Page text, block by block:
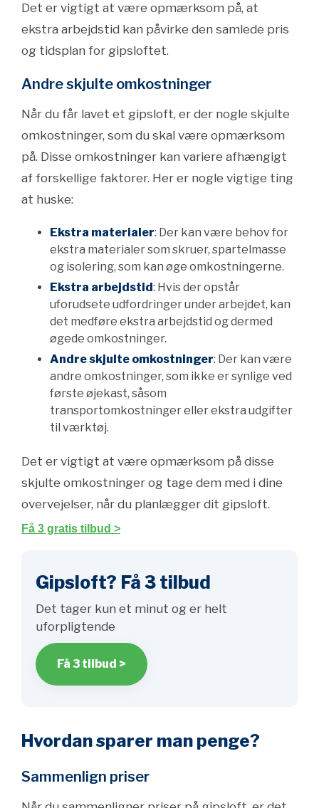
Det er vigtigt at være opmærksom på, at
ekstra arbejdstid kan påvirke den samlede pris
og tidsplan for gipsloftet.
Andre skjulte omkostninger
Når du får lavet et gipsloft, er der nogle skjulte
omkostninger, som du skal være opmærksom
på. Disse omkostninger kan variere afhængigt
af forskellige faktorer. Her er nogle vigtige ting
at huske:
Ekstra materialer: Der kan være behov for
ekstra materialer som skruer, spartelmasse
og isolering, som kan øge omkostningerne.
Ekstra arbejdstid: Hvis der opstår
uforudsete udfordringer under arbejdet, kan
det medføre ekstra arbejdstid og dermed
øgede omkostninger.
Andre skjulte omkostninger: Der kan være
andre omkostninger, som ikke er synlige ved
første øjekast, såsom
transportomkostninger eller ekstra udgifter
til værktøj.
Det er vigtigt at være opmærksom på disse
skjulte omkostninger og tage dem med i dine
overvejelser, når du planlægger dit gipsloft.
Få 3 gratis tilbud >
Gipsloft? Få 3 tilbud
Det tager kun et minut og er helt
uforpligtende
Få 3 tilbud >
Hvordan sparer man penge?
Sammenlign priser